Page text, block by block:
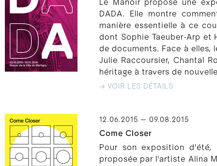
Le Manoir propose une
DADA. Elle montre
manière essentielle à ce
dont Sophie Taeuber-Arp et
de documents. Face à elles,
Julie Raccoursier, Chantal
héritage à travers de
→ VOIR LES DÉTAILS
12.06.2015 — 09.08.2015
Come Closer
Pour son exposition
proposée par l'artiste Alina